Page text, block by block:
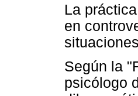
La
en
Según la
psicólogo